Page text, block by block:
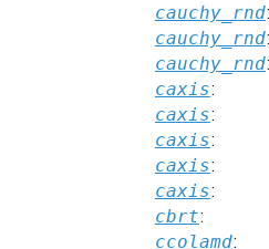
cauchy_rnd:
cauchy_rnd:
cauchy_rnd:
caxis:
caxis:
caxis:
caxis:
caxis:
cbrt:
ccolamd: